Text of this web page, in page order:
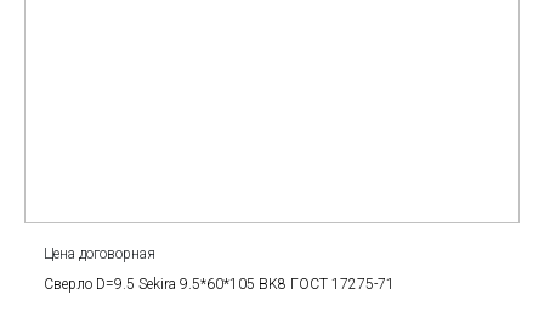
Цена договорная
Сверло D=9.5 Sekira 9.5*60*105 BK8 ГОСТ 17275-71